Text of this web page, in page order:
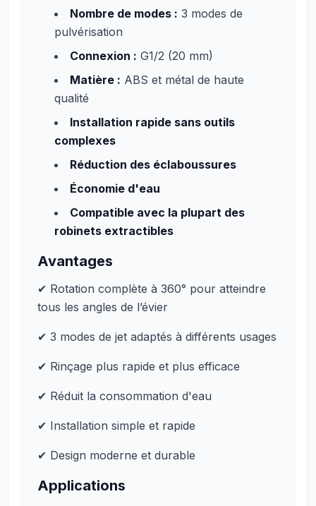
Nombre de modes : 3 modes de
pulvérisation
Connexion : G1/2 (20 mm)
Matière : ABS et métal de haute
qualité
Installation rapide sans outils
complexes
Réduction des éclaboussures
Économie d'eau
Compatible avec la plupart des
robinets extractibles
Avantages
✔ Rotation complète à 360° pour atteindre
tous les angles de l’évier
✔ 3 modes de jet adaptés à différents usages
✔ Rinçage plus rapide et plus efficace
✔ Réduit la consommation d'eau
✔ Installation simple et rapide
✔ Design moderne et durable
Applications